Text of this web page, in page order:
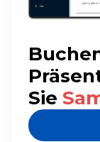
Sie